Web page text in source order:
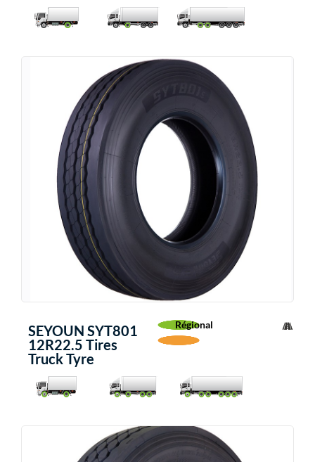
SEYOUN SYT801
12R22.5 Tires
Truck Tyre
Régional